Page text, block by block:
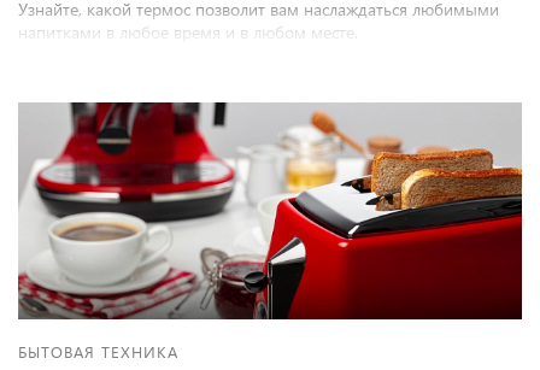
Узнайте, какой термос позволит вам наслаждаться любимыми
напитками в любое время и в любом месте.
БЫТОВАЯ ТЕХНИКА